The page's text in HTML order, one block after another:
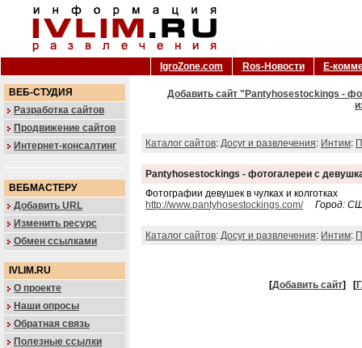
IgroZone.com Ros-Новости Е-
ВЕБ-СТУДИЯ
Разработка сайтов
Продвижение сайтов
Интернет-консалтинг
ВЕБМАСТЕРУ
Добавить URL
Изменить ресурс
Обмен ссылками
IVLIM.RU
О проекте
Наши опросы
Обратная связь
Полезные ссылки
Добавить сайт "Pantyhosestockings -
Каталог сайтов: Досуг и развлечения: Интим:
Pantyhosestockings - фотогалереи с
Фотографии девушек в чулках и колготках
http://www.pantyhosestockings.com/
Город:
Каталог сайтов: Досуг и развлечения: Интим:
[Добавить сайт] [